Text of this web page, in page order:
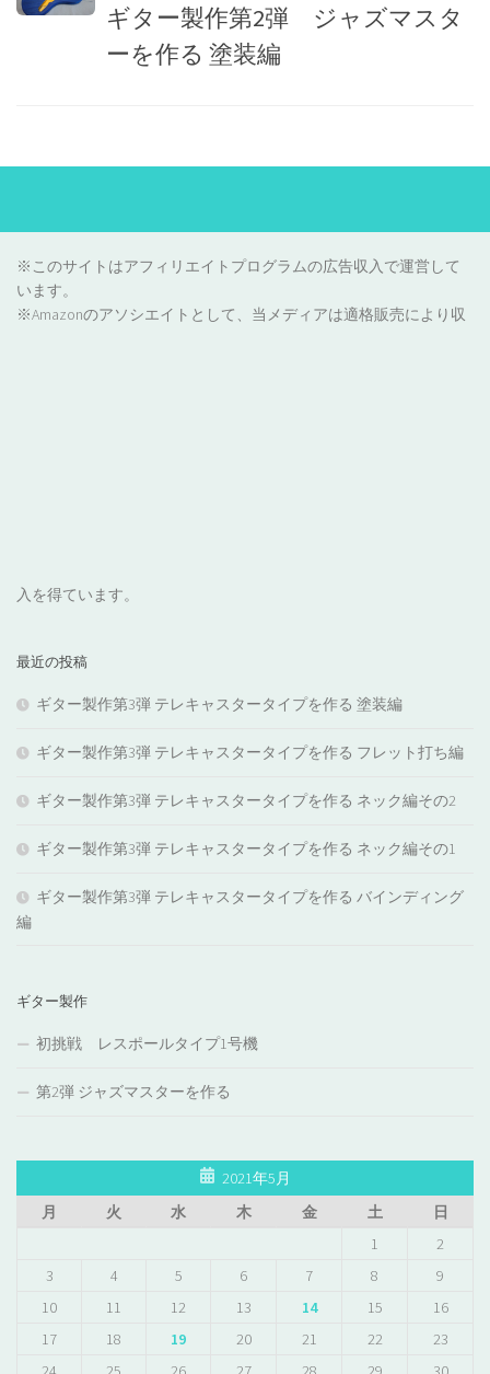
ギター製作第2弾 ジャズマスタ
ーを作る 塗装編
※このサイトはアフィリエイトプログラムの広告収入で運営して
います。
※Amazonのアソシエイトとして、当メディアは適格販売により収
入を得ています。
最近の投稿
ギター製作第3弾 テレキャスタータイプを作る 塗装編
ギター製作第3弾 テレキャスタータイプを作る フレット打ち編
ギター製作第3弾 テレキャスタータイプを作る ネック編その2
ギター製作第3弾 テレキャスタータイプを作る ネック編その1
ギター製作第3弾 テレキャスタータイプを作る バインディング
編
ギター製作
初挑戦 レスポールタイプ1号機
第2弾 ジャズマスターを作る
2021年5月
月
火 水 木 金 土
日
1
2
3
4 5 6 7 8
9
10
11 12 13 14 15
16
17
18 19 20 21 22
23